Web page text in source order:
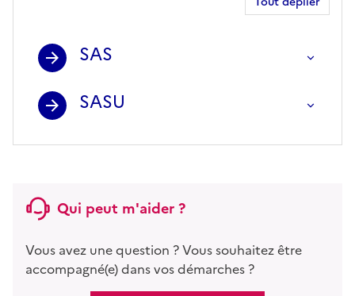
SAS
SASU
Qui peut m'aider ?
Vous avez une question ? Vous souhaitez être
accompagné(e) dans vos démarches ?